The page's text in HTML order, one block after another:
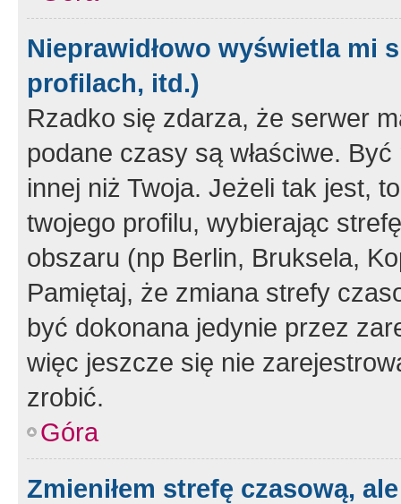
Nieprawidłowo wyświetla mi
profilach, itd.)
Rzadko się zdarza, że serwer
podane czasy są właściwe.
innej niż Twoja. Jeżeli tak jest,
twojego profilu, wybierając
obszaru (np Berlin, Bruksela,
Pamiętaj, że zmiana strefy
być dokonana jedynie przez
więc jeszcze się nie
zrobić.
Góra
Zmieniłem strefę czasową,